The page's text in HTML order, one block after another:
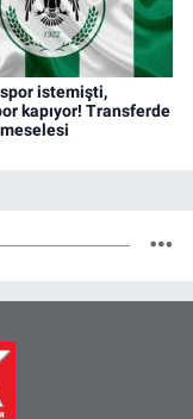
istemişti,
kapıyor! Transferde